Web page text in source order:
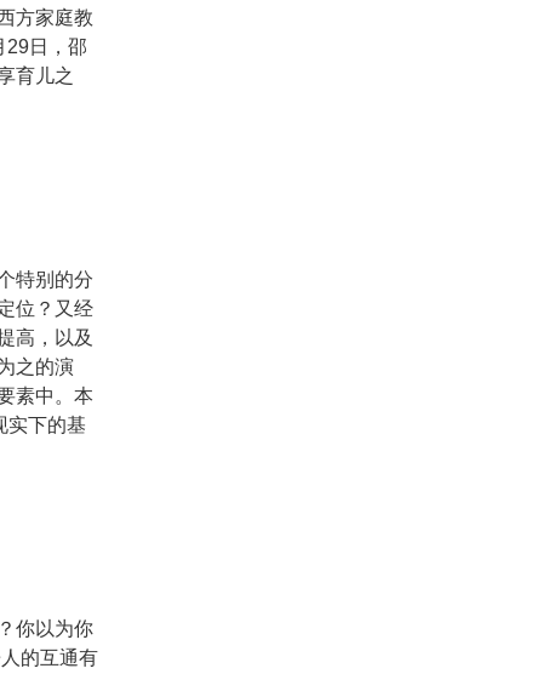
方家庭教
29日，邵
育儿之
特别的分
位？又经
高，以及
之的演
素中。本
实下的基
你以为你
的互通有